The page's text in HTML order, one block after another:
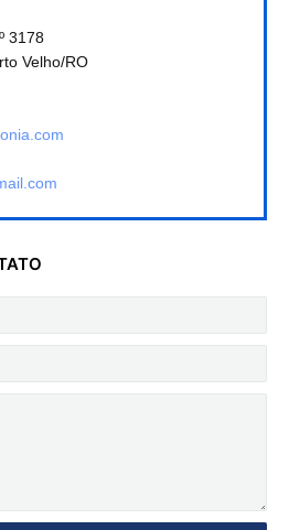
3178
Velho/RO